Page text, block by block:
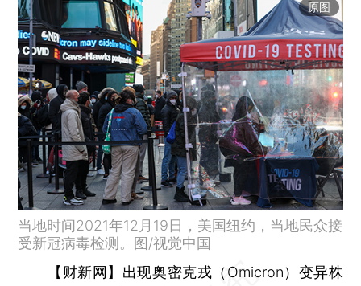
原图
当地时间2021年12月19日，美国纽约，当地民众接
受新冠病毒检测。图/视觉中国
【财新网】 出现奥密克戎（Omicron）变异株